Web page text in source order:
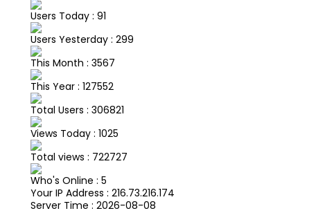
Users Today : 91
Users Yesterday : 299
This Month : 3567
This Year : 127552
Total Users : 306821
Views Today : 1025
Total views : 722727
Who's Online : 5
Your IP Address : 216.73.216.174
Server Time : 2026-08-08